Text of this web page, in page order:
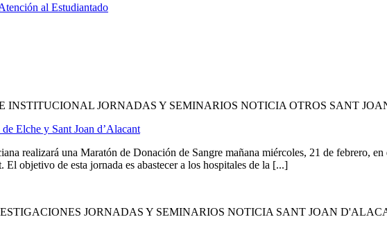
al Estudiantado
INSTITUCIONAL JORNADAS Y SEMINARIOS NOTICIA OTROS SANT
Elche y Sant Joan d’Alacant
realizará una Maratón de Donación de Sangre mañana miércoles, 21 de febrero,
El objetivo de esta jornada es abastecer a los hospitales de la [...]
JORNADAS Y SEMINARIOS NOTICIA SANT JOAN